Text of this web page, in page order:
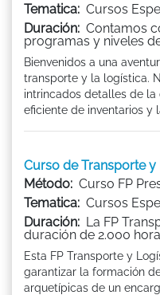
Tematica: Cursos
Duración: Contamos
programas y niveles
Bienvenidos a una
transporte y la logística.
intrincados detalles de la
eficiente de inventarios y
Curso de Transporte y
Método: Curso FP
Tematica: Cursos
Duración: La FP
duración de 2.000
Esta FP Transporte y
garantizar la formación
arquetípicas de un